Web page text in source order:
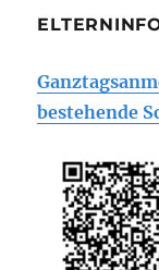
bestehende